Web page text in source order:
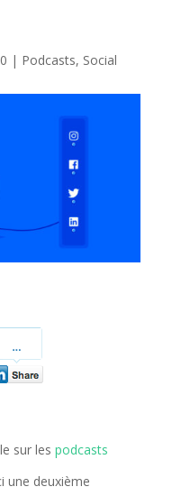
| Podcasts, Social
sur les podcasts
une deuxième